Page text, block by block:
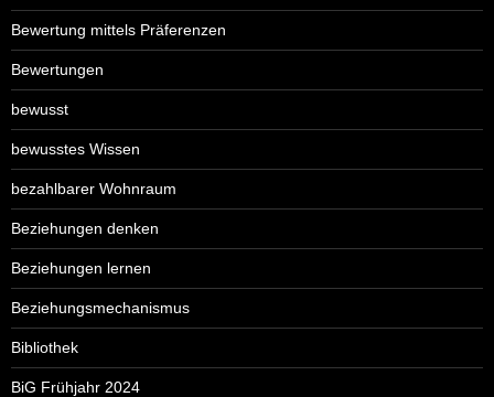
Bewertung mittels Präferenzen
Bewertungen
bewusst
bewusstes Wissen
bezahlbarer Wohnraum
Beziehungen denken
Beziehungen lernen
Beziehungsmechanismus
Bibliothek
BiG Frühjahr 2024